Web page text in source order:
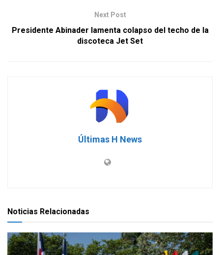
Next Post
Presidente Abinader lamenta colapso del techo de la
discoteca Jet Set
Últimas H News
Noticias Relacionadas